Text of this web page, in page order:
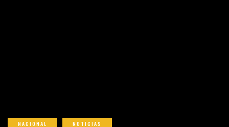
NACIONAL NOTICIAS